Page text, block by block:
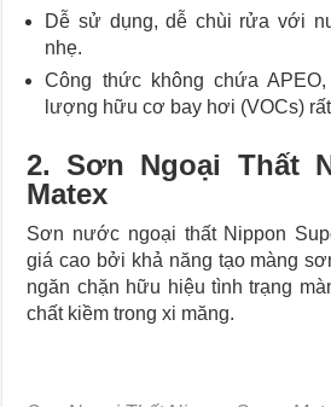
Dễ sử dụng, dễ chùi rửa với
nhẹ.
Công thức không chứa
lượng hữu cơ bay hơi (VOCs)
2. Sơn Ngoại Thất
Matex
Sơn nước ngoại thất Nippon
giá cao bởi khả năng tạo màng
ngăn chặn hữu hiệu tình trạng
chất kiềm trong xi măng.